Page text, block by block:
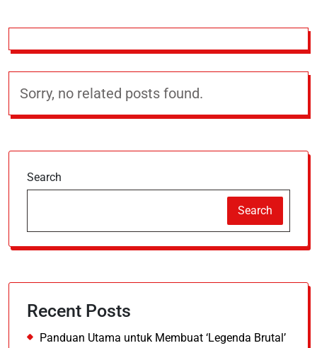
Sorry, no related posts found.
Search
Search
Recent Posts
Panduan Utama untuk Membuat ‘Legenda Brutal’